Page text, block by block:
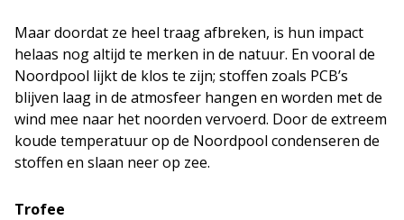
Maar doordat ze heel traag afbreken, is hun impact
helaas nog altijd te merken in de natuur. En vooral de
Noordpool lijkt de klos te zijn; stoffen zoals PCB’s
blijven laag in de atmosfeer hangen en worden met de
wind mee naar het noorden vervoerd. Door de extreem
koude temperatuur op de Noordpool condenseren de
stoffen en slaan neer op zee.
Trofee